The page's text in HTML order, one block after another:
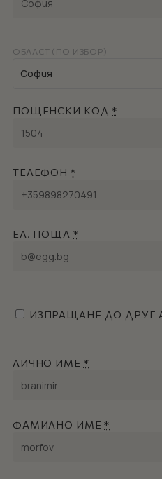
ОБЛАСТ (ПО ИЗБОР)
София
ПОЩЕНСКИ КОД*
ТЕЛЕФОН *
ЕЛ. ПОЩА *
ИЗПРАЩАНЕ ДО ДРУГ
ЛИЧНО ИМЕ *
ФАМИЛНО ИМЕ*